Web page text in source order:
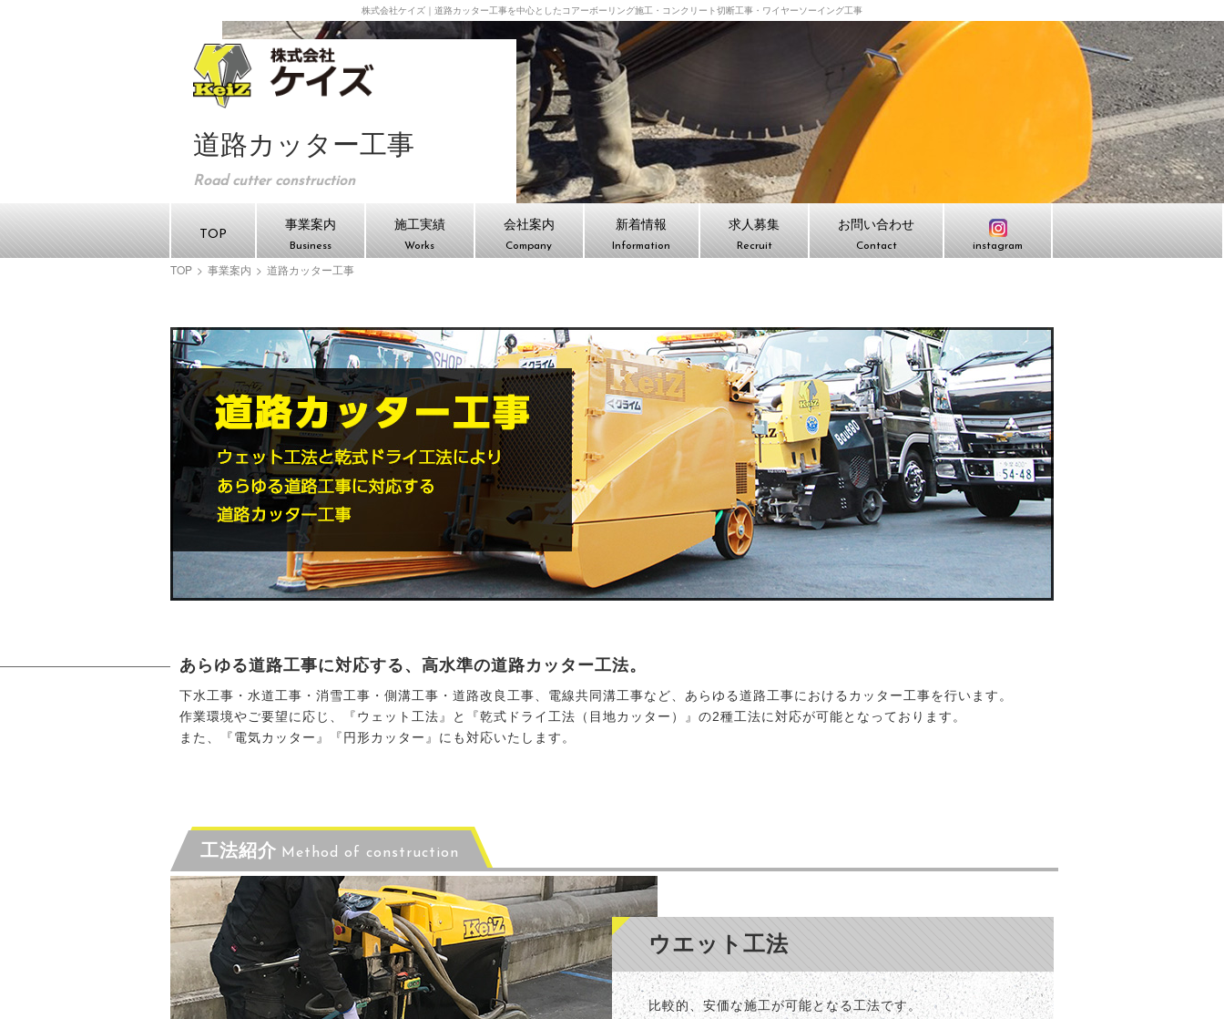
株式会社ケイズ｜道路カッター工事を中心としたコアーボーリング施工・コンクリート切断工事・ワイヤーソーイング工事
株式会社ケイズ TOPPAGE
道路カッター工事
Road cutter construction
TOP
事業案内
Business
施工実績
Works
会社案内
Company
新着情報
Information
求人募集
Recruit
お問い合わせ
Contact instagram
TOP > 事業案内 > 道路カッター工事
あらゆる道路工事に対応する、高水準の道路カッター工法。
下水工事・水道工事・消雪工事・側溝工事・道路改良工事、電線共同溝工事など、あらゆる道路工事におけるカッター工事を行います。
作業環境やご要望に応じ、『ウェット工法』と『乾式ドライ工法（目地カッター）』の2種工法に対応が可能となっております。
また、『電気カッター』『円形カッター』にも対応いたします。
工法紹介 Method of construction
ウエット工法
比較的、安価な施工が可能となる工法です。